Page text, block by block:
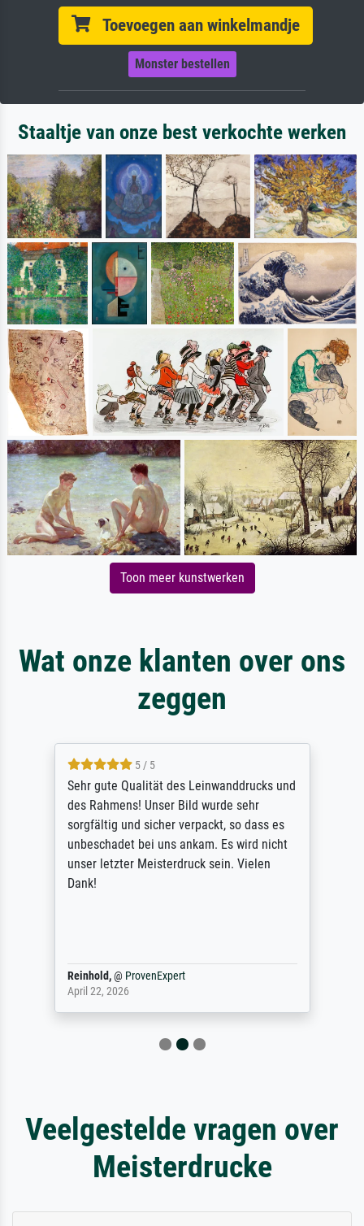
Toevoegen aan winkelmandje
Monster bestellen
Staaltje van onze best verkochte werken
Toon meer kunstwerken
Wat onze klanten over ons
zeggen
5 / 5
Sehr gute Qualität des Leinwanddrucks und
des Rahmens! Unser Bild wurde sehr
sorgfältig und sicher verpackt, so dass es
unbeschadet bei uns ankam. Es wird nicht
unser letzter Meisterdruck sein. Vielen
Dank!
Reinhold,@ ProvenExpert
April 22, 2026
Veelgestelde vragen over
Meisterdrucke